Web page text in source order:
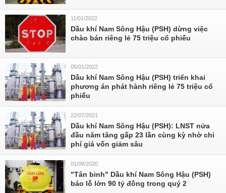
11/01/2022
Dầu khí Nam Sông Hậu (PSH) dừng việc
chào bán riêng lẻ 75 triệu cổ phiếu
05/01/2022
Dầu khí Nam Sông Hậu (PSH) triển khai
phương án phát hành riêng lẻ 75 triệu cổ
phiếu
22/07/2021
Dầu khí Nam Sông Hậu (PSH): LNST nửa
đầu năm tăng gấp 23 lần cùng kỳ nhờ chi
phí giá vốn giảm sâu
01/08/2020
"Tân binh" Dầu khí Nam Sông Hậu (PSH)
báo lỗ lớn 90 tỷ đồng trong quý 2